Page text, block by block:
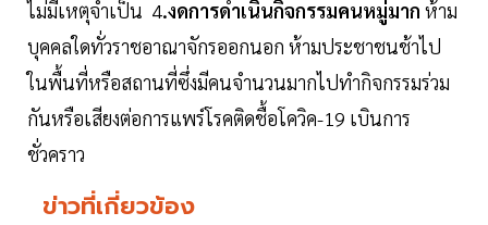
ไม่มีเหตุจำเป็น 4.งดการดำเนินกิจกรรมคนหมู่มาก ห้าม
บุคคลใดทั่วราชอาณาจักรออกนอก ห้ามประชาชนช้าไป
ในพื้นที่หรือสถานที่ซึ่งมีคนจำนวนมากไปทำกิจกรรมร่วม
กันหรือเสียงต่อการแพร์โรคติดชื้อโควิค-19 เบินการ
ชั่วคราว
ข่าวที่เกี่ยวข้อง